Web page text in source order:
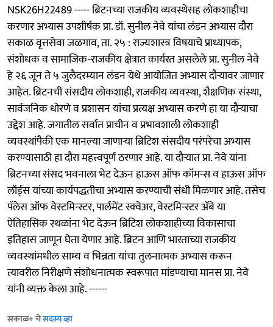
NSK26H22489 ----- ब्रिटनच्या राजकीय व्यवस्थेसह लोकशाहीचा
करणार अभ्यास उपशीर्षक प्रा. डॉ. सुनील नेवे यांचा लंडन अभ्यास दौरा
सकाळ वृत्तसेवा जळगाव, ता. २५ : राज्यशास्त्र विषयाचे प्राध्यापक,
संशोधक व सामाजिक-राजकीय क्षेत्रात कार्यरत असलेले प्रा. सुनील नेवे
हे २६ जून ते ५ जुलैदरम्यान लंडन येथे आयोजित अभ्यास दौऱ्यावर जाणार
आहेत. ब्रिटनची संसदीय लोकशाही, राजकीय व्यवस्था, शैक्षणिक संस्था,
सार्वजनिक धोरणे व प्रशासन यांचा प्रत्यक्ष अभ्यास करणे हा या दौऱ्याचा
उद्देश आहे. जगातील सर्वात प्राचीन व प्रभावशाली लोकशाही
व्यवस्थांपैकी एक मानल्या जाणाऱ्या ब्रिटिश संसदीय परंपरेचा अभ्यास
करण्यासाठी हा दौरा महत्त्वपूर्ण ठरणार आहे. या दौऱ्यात प्रा. नेवे यांना
ब्रिटनच्या संसद भवनाला भेट देऊन हाऊस ऑफ कॉमन्स व हाऊस ऑफ
लॉर्ड्स यांच्या कार्यपद्धतीचा अभ्यास करण्याची संधी मिळणार आहे. तसेच
पॅलेस ऑफ वेस्टमिन्स्टर, पार्लमेंट स्क्वेअर, वेस्टमिन्स्टर ॲबे या
ऐतिहासिक स्थळांना भेट देऊन ब्रिटिश लोकशाहीच्या विकासाचा
इतिहास जाणून घेता येणार आहे. ब्रिटन आणि भारताच्या राजकीय
व्यवस्थांमधील साम्य व भिन्नता यांचा तुलनात्मक अभ्यास करून
त्यावरील निरीक्षणे संशोधनात्मक स्वरूपात मांडण्याचा मानस प्रा. नेवे
यांनी व्यक्त केला आहे. ------
सकाळ+ चेसदस्य व्हा